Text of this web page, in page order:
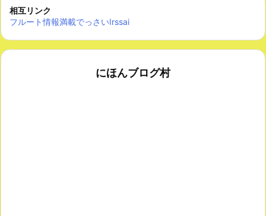
相互リンク
フルート情報満載でっさいIrssai
にほんブログ村